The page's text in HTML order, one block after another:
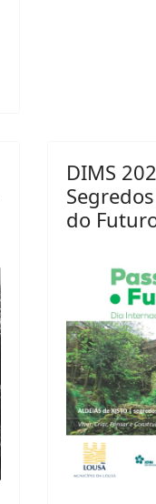
DIMS
do